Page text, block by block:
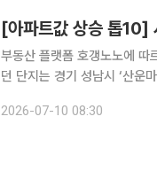
[아파트값 상승 톱10]
부동산 플랫폼 호갱노노에 따
던 단지는 경기 성남시 ‘산운
3000만원에 실거래되며 8억
2026-07-10 08:30